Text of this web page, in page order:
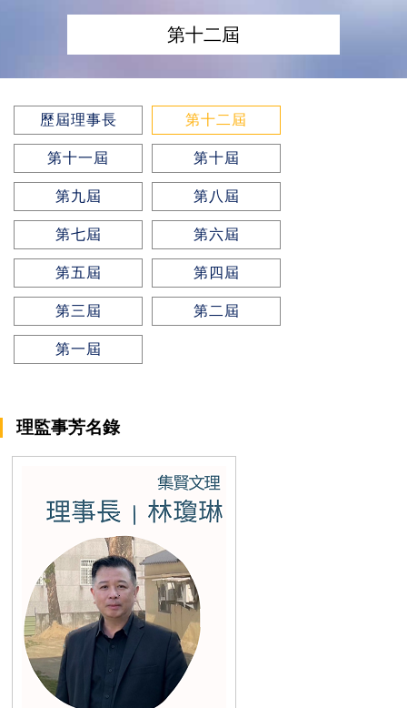
第十二屆
歷屆理事長 第十二屆
第十一屆 第十屆
第九屆 第八屆
第七屆 第六屆
第五屆 第四屆
第三屆 第二屆
第一屆
理監事芳名錄